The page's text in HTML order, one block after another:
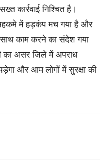
कार्रवाई निश्चित है।
महकमे में हड़कंप मच गया है और
साथ काम करने का संदेश गया
का असर जिले में अपराध
और आम लोगों में सुरक्षा की